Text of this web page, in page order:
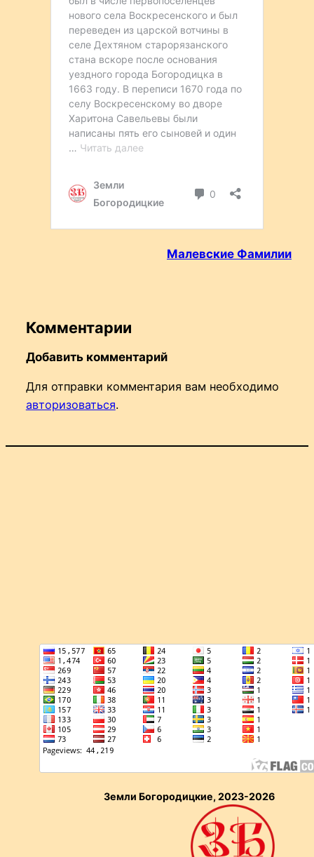
Малевские Фамилии
Комментарии
Добавить комментарий
Для отправки комментария вам необходимо
авторизоваться.
Земли Богородицкие, 2023-2026